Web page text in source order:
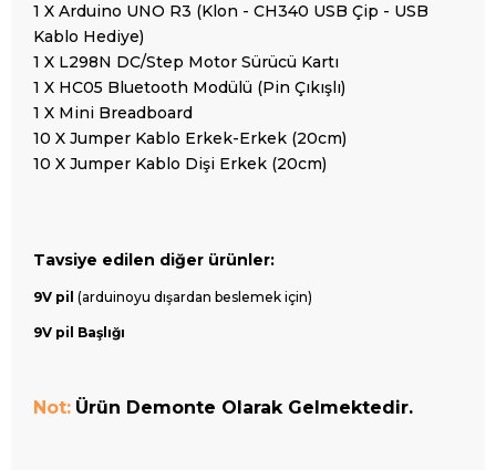
1 X Arduino UNO R3 (Klon - CH340 USB Çip - USB
Kablo Hediye)
1 X L298N DC/Step Motor Sürücü Kartı
1 X HC05 Bluetooth Modülü (Pin Çıkışlı)
1 X Mini Breadboard
10 X Jumper Kablo Erkek-Erkek (20cm)
10 X Jumper Kablo Dişi Erkek (20cm)
Tavsiye edilen diğer ürünler:
9V pil (arduinoyu dışardan beslemek için)
9V pil Başlığı
Not: Ürün Demonte Olarak Gelmektedir.